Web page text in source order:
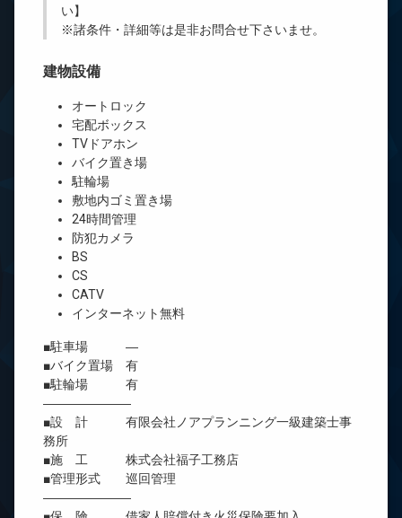
い】
※諸条件・詳細等は是非お問合せ下さいませ。
建物設備
オートロック
宅配ボックス
TVドアホン
バイク置き場
駐輪場
敷地内ゴミ置き場
24時間管理
防犯カメラ
BS
CS
CATV
インターネット無料
■駐車場 ―
■バイク置場 有
■駐輪場 有
―――――――
■設 計 有限会社ノアプランニング一級建築士事
務所
■施 工 株式会社福子工務店
■管理形式 巡回管理
―――――――